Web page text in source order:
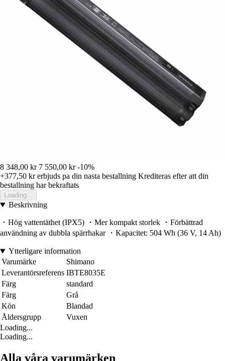
8 348,00 kr 7 550,00 kr -10%
+377,50 krerbjuds pa din nasta bestallning Krediteras efter att din
bestallning har bekraftats
Loading...
Beskrivning
・Hög vattentäthet (IPX5) ・Mer kompakt storlek ・Förbättrad
användning av dubbla spärrhakar ・Kapacitet: 504 Wh (36 V, 14 Ah)
Ytterligare information
Varumärke
Shimano
Leverantörsreferens IBTE8035E
Färg
standard
Färg
Grå
Kön
Blandad
Åldersgrupp
Vuxen
Loading...
Loading...
Alla våra varumärken